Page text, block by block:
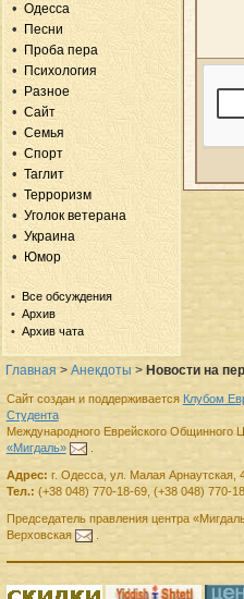
Одесса
Песни
Проба пера
Психология
Разное
Сайт
Семья
Спорт
Таглит
Терроризм
Уголок ветерана
Украина
Юмор
Все обсуждения
Архив
Архив чата
Главная > Анекдоты > Новости на
Сайт создан и поддерживается Клубом
Студента
Международного Еврейского Общинного
«Мигдаль»
.
Адрес: г. Одесса, ул. Малая Арнаутская,
Тел.: (+38 048) 770-18-69, (+38 048) 770-
Председатель правленияцентра
Верховская
.